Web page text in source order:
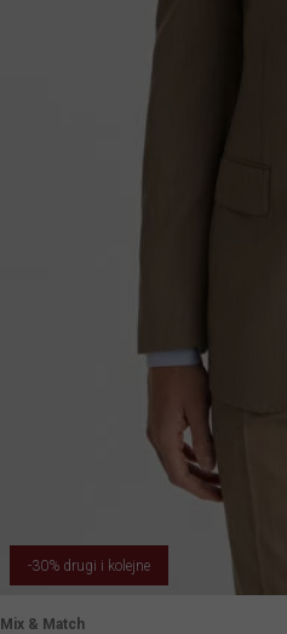
-30% drugi i kolejne
Mix & Match